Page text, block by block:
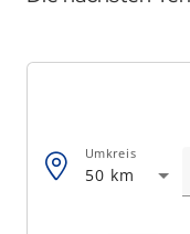
50 km
Umkreis